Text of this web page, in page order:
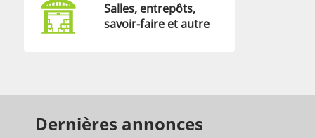
Salles, entrepôts,
savoir-faire et autre
Dernières annonces